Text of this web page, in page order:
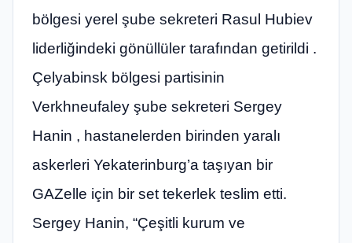
bölgesi yerel şube sekreteri Rasul Hubiev
liderliğindeki gönüllüler tarafından getirildi .
Çelyabinsk bölgesi partisinin
Verkhneufaley şube sekreteri Sergey
Hanin , hastanelerden birinden yaralı
askerleri Yekaterinburg’a taşıyan bir
GAZelle için bir set tekerlek teslim etti.
Sergey Hanin, “Çeşitli kurum ve